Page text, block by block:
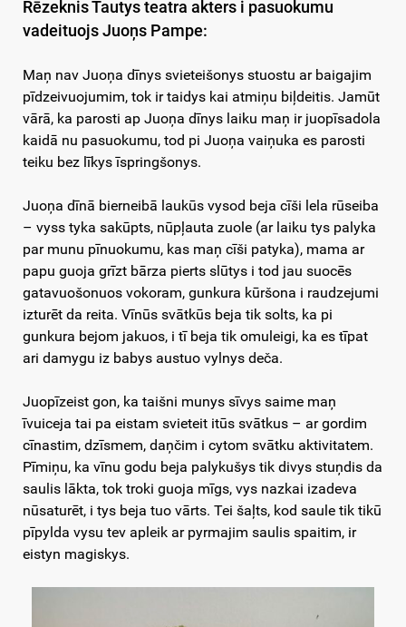
Rēzeknis Tautys teatra akters i pasuokumu
vadeituojs Juoņs Pampe:
Maņ nav Juoņa dīnys svieteišonys stuostu ar baigajim
pīdzeivuojumim, tok ir taidys kai atmiņu biļdeitis. Jamūt
vārā, ka parosti ap Juoņa dīnys laiku maņ ir juopīsadola
kaidā nu pasuokumu, tod pi Juoņa vaiņuka es parosti
teiku bez līkys īspringšonys.
Juoņa dīnā bierneibā laukūs vysod beja cīši lela rūseiba
– vyss tyka sakūpts, nūpļauta zuole (ar laiku tys palyka
par munu pīnuokumu, kas maņ cīši patyka), mama ar
papu guoja grīzt bārza pierts slūtys i tod jau suocēs
gatavuošonuos vokoram, gunkura kūršona i raudzejumi
izturēt da reita. Vīnūs svātkūs beja tik solts, ka pi
gunkura bejom jakuos, i tī beja tik omuleigi, ka es tīpat
ari damygu iz babys austuo vylnys deča.
Juopīzeist gon, ka taišni munys sīvys saime maņ
īvuiceja tai pa eistam svieteit itūs svātkus – ar gordim
cīnastim, dzīsmem, daņčim i cytom svātku aktivitatem.
Pīmiņu, ka vīnu godu beja palykušys tik divys stuņdis da
saulis lākta, tok troki guoja mīgs, vys nazkai izadeva
nūsaturēt, i tys beja tuo vārts. Tei šaļts, kod saule tik tikū
pīpylda vysu tev apleik ar pyrmajim saulis spaitim, ir
eistyn magiskys.